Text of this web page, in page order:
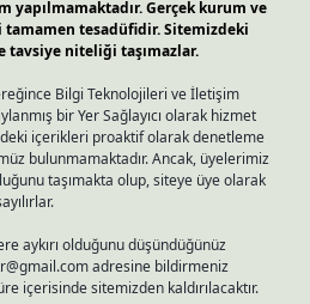
yapılmamaktadır. Gerçek kurum ve
tesadüfidir. Sitemizdeki
niteliği taşımazlar.
Bilgi Teknolojileri ve İletişim
bir Yer Sağlayıcı olarak hizmet
içerikleri proaktif olarak denetleme
bulunmamaktadır. Ancak, üyelerimiz
taşımakta olup, siteye üye olarak
aykırı olduğunu düşündüğünüz
adresine bildirmeniz
içerisinde sitemizden kaldırılacaktır.